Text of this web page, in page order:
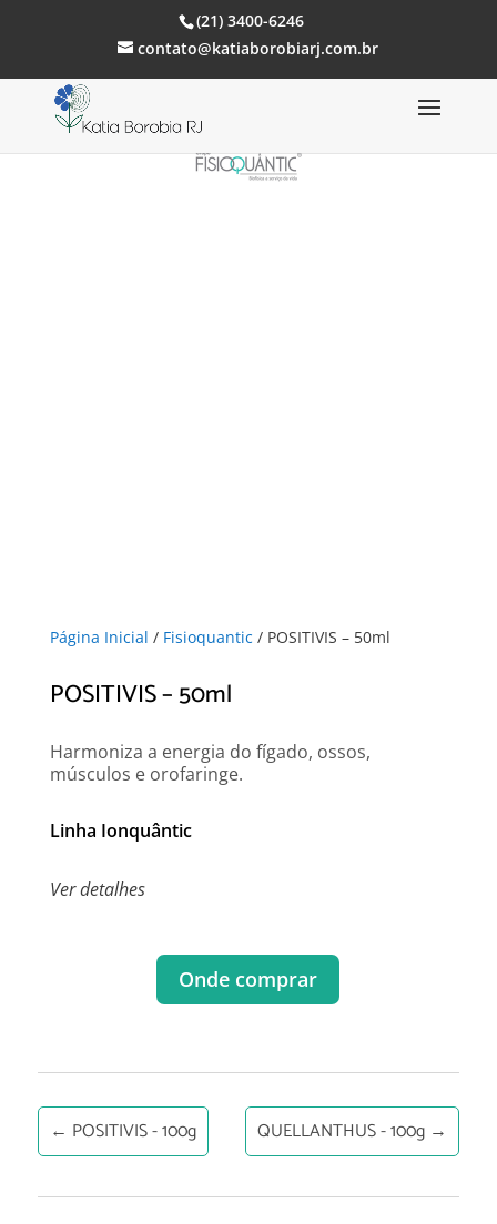
(21) 3400-6246
contato@katiaborobiarj.com.br
Página Inicial / Fisioquantic / POSITIVIS – 50ml
POSITIVIS – 50ml
Harmoniza a energia do fígado, ossos,
músculos e orofaringe.
Linha Ionquântic
Ver detalhes
Onde comprar
← POSITIVIS - 100g QUELLANTHUS - 100g →